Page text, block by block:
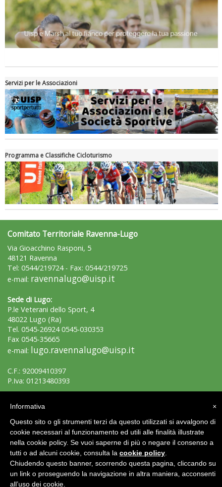
Servizi per le Associazioni
Programma e Classifiche Cicloturismo
Comitato Territoriale Ravenna-Lugo
Via Gioacchino Rasponi, 5
48121 Ravenna
Tel: 0544/219724 - Fax: 0544/219725
e-mail: ravennalugo@uisp.it
Sede di Lugo:
P.le Veterani dello Sport, 4
48022 Lugo (Ra)
Tel. 0545-26924 0545-030353
Fax 0545-35665
e-mail: lugo.ravennalugo@uisp.it
C.F.: 92009410397
P.Iva: 01213480393
Area Riservata 2.0 ×
Informativa
Questo sito o gli strumenti terzi da questo utilizzati si avvalgono di
cookie necessari al funzionamento ed utili alle finalità illustrate
nella cookie policy. Se vuoi saperne di più o negare il consenso a
tutti o ad alcuni cookie, consulta la cookie policy
Chiudendo questo banner, scorrendo questa pagina, cliccando su
un link o proseguendo la navigazione in altra maniera, acconsenti
all’uso dei cookie.